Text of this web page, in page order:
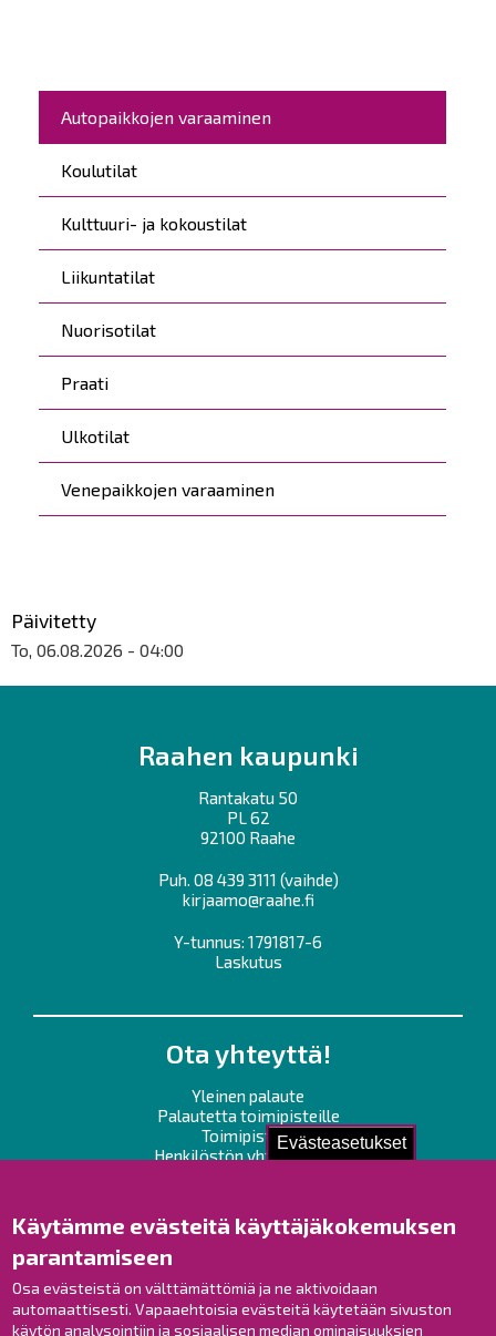
Evästeasetukset
Käytämme evästeitä käyttäjäkokemuksen
parantamiseen
Osa evästeistä on välttämättömiä ja ne aktivoidaan
automaattisesti. Vapaaehtoisia evästeitä käytetään sivuston
käytön analysointiin ja sosiaalisen median ominaisuuksien
Päävalikko
Autopaikkojen varaaminen
Koulutilat
Kulttuuri- ja kokoustilat
Liikuntatilat
Nuorisotilat
Praati
Ulkotilat
Venepaikkojen varaaminen
Päivitetty
To, 06.08.2026 - 04:00
Raahen kaupunki
Rantakatu 50
PL 62
92100 Raahe
Puh. 08 439 3111 (vaihde)
kirjaamo@raahe.fi
Y-tunnus: 1791817-6
Laskutus
Ota yhteyttä!
Yleinen palaute
Palautetta toimipisteille
Toimipisteet
Henkilöstön yhteystiedot
Raahe Facebookissa
Raahe Instagramissa
Raahe LinkedInissä
Raahe YouTubessa